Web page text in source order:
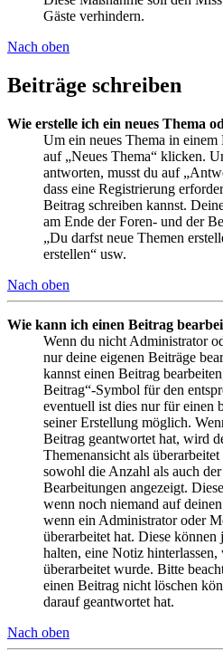
Gäste verhindern.
Nach oben
Beiträge schreiben
Wie erstelle ich ein neues Thema
Um ein neues Thema in
auf „Neues Thema“ klicken.
antworten, musst du auf
dass eine Registrierung
Beitrag schreiben kannst.
am Ende der Foren- und der
„Du darfst neue Themen
erstellen“ usw.
Nach oben
Wie kann ich einen Beitrag
Wenn du nicht Administrator
nur deine eigenen Beiträge
kannst einen Beitrag
Beitrag“-Symbol für den
eventuell ist dies nur für einen
seiner Erstellung möglich.
Beitrag geantwortet hat, wird
Themenansicht als
sowohl die Anzahl als auch
Bearbeitungen angezeigt.
wenn noch niemand auf
wenn ein Administrator oder
überarbeitet hat. Diese
halten, eine Notiz
überarbeitet wurde. Bitte
einen Beitrag nicht löschen
darauf geantwortet hat.
Nach oben